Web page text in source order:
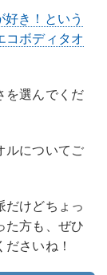
き！という
コボディタオ
を選んでくだ
ルについてご
だけどちょっ
た方も、ぜひ
さいね！